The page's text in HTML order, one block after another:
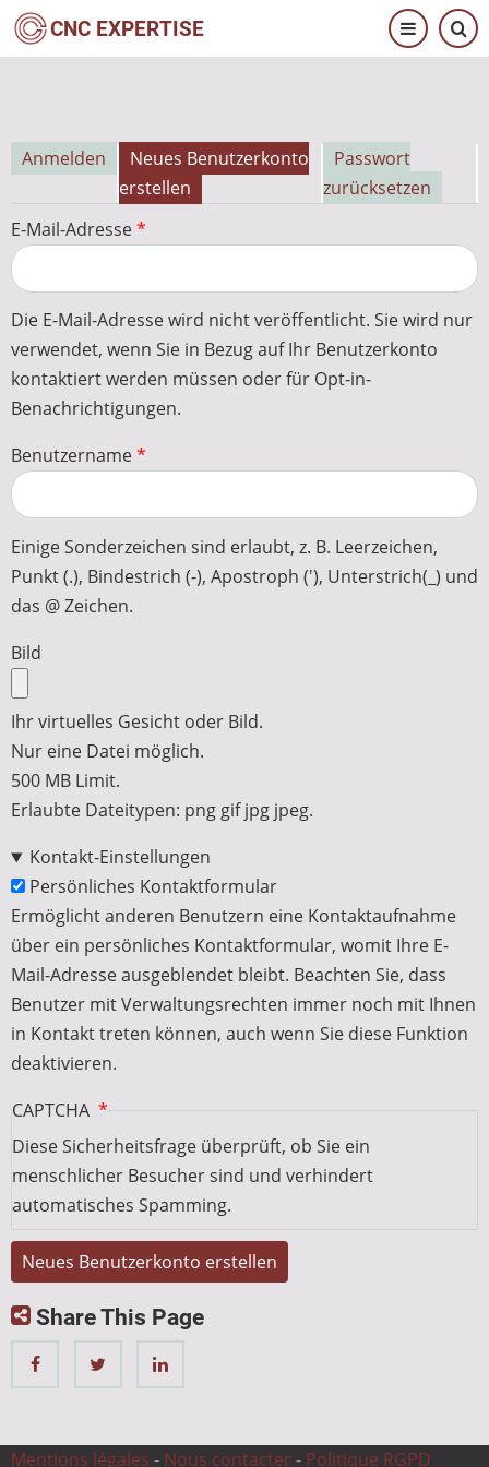
Direkt
zum
CNC EXPERTISE
Primäre
Reiter
Anmelden
Neues Benutzerkonto
erstellen
Passwort
zurücksetzen
E-Mail-Adresse
Die E-Mail-Adresse wird nicht veröffentlicht. Sie wird nur
verwendet, wenn Sie in Bezug auf Ihr Benutzerkonto
kontaktiert werden müssen oder für Opt-in-
Benachrichtigungen.
Benutzername
Einige Sonderzeichen sind erlaubt, z. B. Leerzeichen,
Punkt (.), Bindestrich (-), Apostroph ('), Unterstrich(_) und
das @ Zeichen.
Bild
Ihr virtuelles Gesicht oder Bild.
Nur eine Datei möglich.
500 MB Limit.
Erlaubte Dateitypen: png gif jpg jpeg.
Kontakt-Einstellungen
Persönliches Kontaktformular
Ermöglicht anderen Benutzern eine Kontaktaufnahme
über ein persönliches Kontaktformular, womit Ihre E-
Mail-Adresse ausgeblendet bleibt. Beachten Sie, dass
Benutzer mit Verwaltungsrechten immer noch mit Ihnen
in Kontakt treten können, auch wenn Sie diese Funktion
deaktivieren.
CAPTCHA
Diese Sicherheitsfrage überprüft, ob Sie ein
menschlicher Besucher sind und verhindert
automatisches Spamming.
Share This Page
Mentions légales - Nous contacter - Politique RGPD